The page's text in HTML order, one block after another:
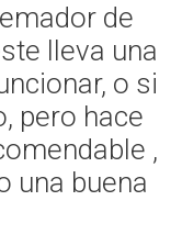
de
lleva una
o si
pero hace
,
una buena